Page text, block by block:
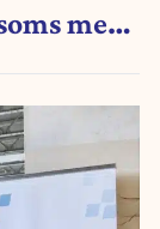
meer